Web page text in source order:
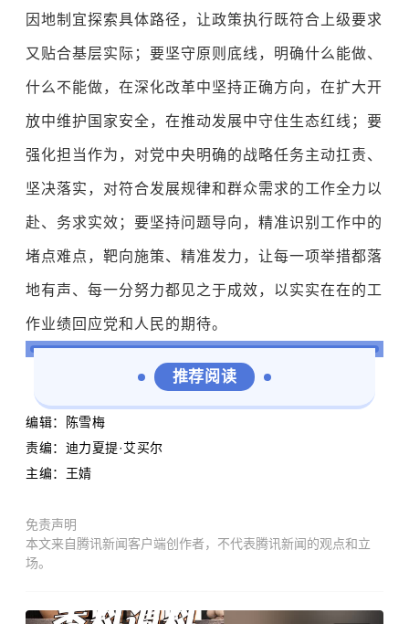
因地制宜探索具体路径，让政策执行既符合上级要求
又贴合基层实际；要坚守原则底线，明确什么能做、
什么不能做，在深化改革中坚持正确方向，在扩大开
放中维护国家安全，在推动发展中守住生态红线；要
强化担当作为，对党中央明确的战略任务主动扛责、
坚决落实，对符合发展规律和群众需求的工作全力以
赴、务求实效；要坚持问题导向，精准识别工作中的
堵点难点，靶向施策、精准发力，让每一项举措都落
地有声、每一分努力都见之于成效，以实实在在的工
作业绩回应党和人民的期待。
推荐阅读
编辑：陈雪梅
责编：迪力夏提·艾买尔
主编：王婧
免责声明
本文来自腾讯新闻客户端创作者，不代表腾讯新闻的观点和立
场。